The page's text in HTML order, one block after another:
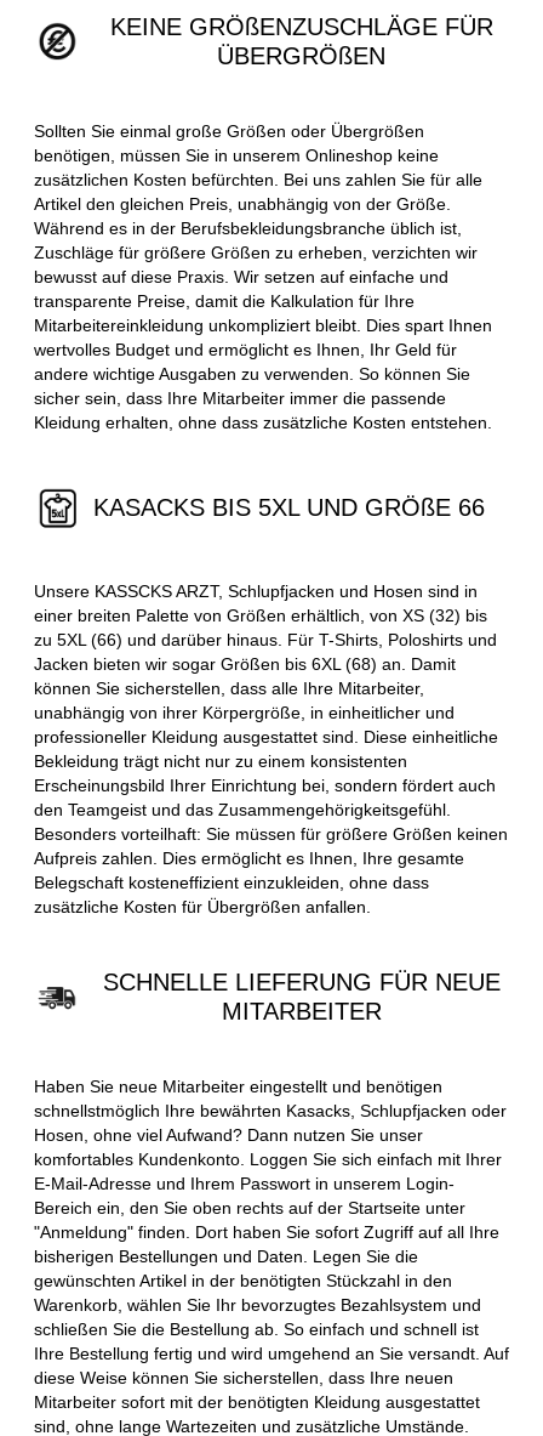
KEINE GRÖßENZUSCHLÄGE FÜR
ÜBERGRÖßEN
Sollten Sie einmal große Größen oder Übergrößen
benötigen, müssen Sie in unserem Onlineshop keine
zusätzlichen Kosten befürchten. Bei uns zahlen Sie für alle
Artikel den gleichen Preis, unabhängig von der Größe.
Während es in der Berufsbekleidungsbranche üblich ist,
Zuschläge für größere Größen zu erheben, verzichten wir
bewusst auf diese Praxis. Wir setzen auf einfache und
transparente Preise, damit die Kalkulation für Ihre
Mitarbeitereinkleidung unkompliziert bleibt. Dies spart Ihnen
wertvolles Budget und ermöglicht es Ihnen, Ihr Geld für
andere wichtige Ausgaben zu verwenden. So können Sie
sicher sein, dass Ihre Mitarbeiter immer die passende
Kleidung erhalten, ohne dass zusätzliche Kosten entstehen.
KASACKS BIS 5XL UND GRÖßE 66
Unsere KASSCKS ARZT, Schlupfjacken und Hosen sind in
einer breiten Palette von Größen erhältlich, von XS (32) bis
zu 5XL (66) und darüber hinaus. Für T-Shirts, Poloshirts und
Jacken bieten wir sogar Größen bis 6XL (68) an. Damit
können Sie sicherstellen, dass alle Ihre Mitarbeiter,
unabhängig von ihrer Körpergröße, in einheitlicher und
professioneller Kleidung ausgestattet sind. Diese einheitliche
Bekleidung trägt nicht nur zu einem konsistenten
Erscheinungsbild Ihrer Einrichtung bei, sondern fördert auch
den Teamgeist und das Zusammengehörigkeitsgefühl.
Besonders vorteilhaft: Sie müssen für größere Größen keinen
Aufpreis zahlen. Dies ermöglicht es Ihnen, Ihre gesamte
Belegschaft kosteneffizient einzukleiden, ohne dass
zusätzliche Kosten für Übergrößen anfallen.
SCHNELLE LIEFERUNG FÜR NEUE
MITARBEITER
Haben Sie neue Mitarbeiter eingestellt und benötigen
schnellstmöglich Ihre bewährten Kasacks, Schlupfjacken oder
Hosen, ohne viel Aufwand? Dann nutzen Sie unser
komfortables Kundenkonto. Loggen Sie sich einfach mit Ihrer
E-Mail-Adresse und Ihrem Passwort in unserem Login-
Bereich ein, den Sie oben rechts auf der Startseite unter
"Anmeldung" finden. Dort haben Sie sofort Zugriff auf all Ihre
bisherigen Bestellungen und Daten. Legen Sie die
gewünschten Artikel in der benötigten Stückzahl in den
Warenkorb, wählen Sie Ihr bevorzugtes Bezahlsystem und
schließen Sie die Bestellung ab. So einfach und schnell ist
Ihre Bestellung fertig und wird umgehend an Sie versandt. Auf
diese Weise können Sie sicherstellen, dass Ihre neuen
Mitarbeiter sofort mit der benötigten Kleidung ausgestattet
sind, ohne lange Wartezeiten und zusätzliche Umstände.